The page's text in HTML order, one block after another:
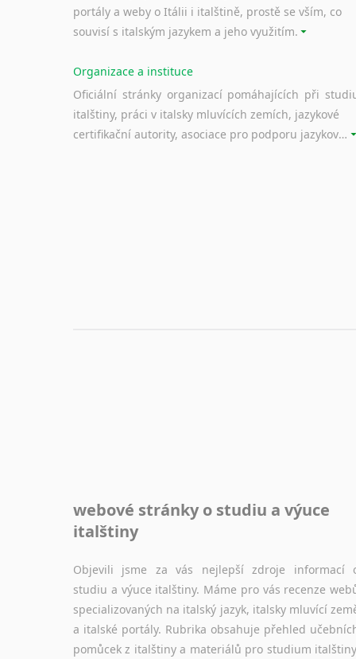
portály a weby o Itálii i italštině, prostě se vším, co
souvisí s italským jazykem a jeho využitím.
Organizace a instituce
Oficiální stránky organizací pomáhajících při
italštiny, práci v italsky mluvících zemích, jazykové
certifikační autority, asociace pro podporu jazykového vzdělávání ad.
webové stránky o studiu a výuce
italštiny
Objevili jsme za vás nejlepší zdroje informací
studiu a výuce italštiny. Máme pro vás recenze
specializovaných na italský jazyk, italsky mluvící
a italské portály. Rubrika obsahuje přehled
pomůcek z italštiny a materiálů pro studium